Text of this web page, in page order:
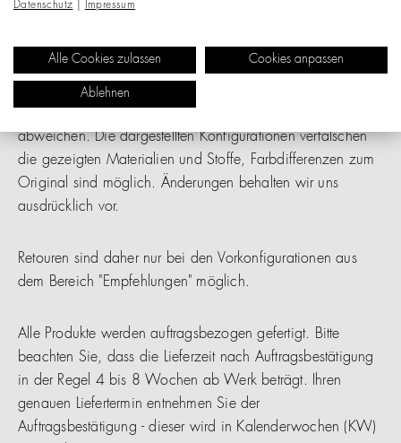
S 43 KONFIGURIEREN
Die gezeigten Bilder dienen nur als Referenz, die
abweichen. Die dargestellten Konfigurationen verfälschen
die gezeigten Materialien und Stoffe, Farbdifferenzen zum
Original sind möglich. Änderungen behalten wir uns
ausdrücklich vor.
Retouren sind daher nur bei den Vorkonfigurationen aus
dem Bereich "Empfehlungen" möglich.
Alle Produkte werden auftragsbezogen gefertigt. Bitte
beachten Sie, dass die Lieferzeit nach Auftragsbestätigung
in der Regel 4 bis 8 Wochen ab Werk beträgt. Ihren
genauen Liefertermin entnehmen Sie der
Auftragsbestätigung - dieser wird in Kalenderwochen (KW)
Datenschutz Impressum
Alle Cookies zulassen Cookies anpassen
Ablehnen